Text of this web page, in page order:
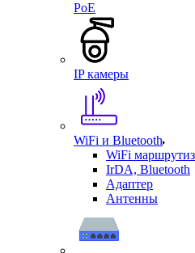
PoE
IP камеры
WiFi и Bluetooth
WiFi
IrDA, Bluetooth
Адаптер
Антенны